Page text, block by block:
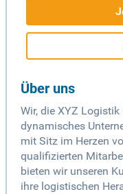
Über uns
Wir, die XYZ
dynamisches
mit Sitz im Herzen
qualifizierten
bieten wir unseren
ihre logistischen